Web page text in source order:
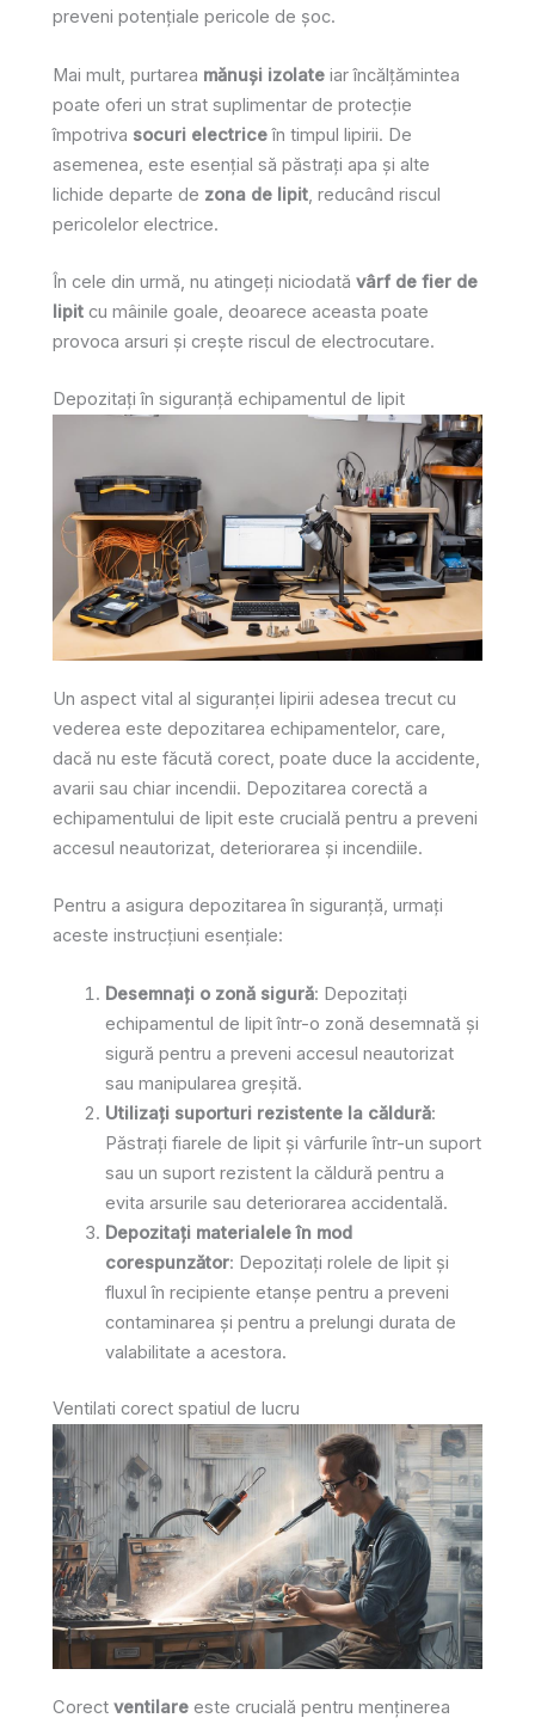
preveni potențiale pericole de șoc.
Mai mult, purtarea mănuși izolate iar încălțămintea
poate oferi un strat suplimentar de protecție
împotriva socuri electriceîn timpul lipirii. De
asemenea, este esențial să păstrați apa și alte
lichide departe de zona de lipit, reducând riscul
pericolelor electrice.
În cele din urmă, nu atingeți niciodată vârf de fier de
lipit cu mâinile goale, deoarece aceasta poate
provoca arsuri și crește riscul de electrocutare.
Depozitați în siguranță echipamentul de lipit
Un aspect vital al siguranței lipirii adesea trecut cu
vederea este depozitarea echipamentelor, care,
dacă nu este făcută corect, poate duce la accidente,
avarii sau chiar incendii. Depozitarea corectă a
echipamentului de lipit este crucială pentru a preveni
accesul neautorizat, deteriorarea și incendiile.
Pentru a asigura depozitarea în siguranță, urmați
aceste instrucțiuni esențiale:
Desemnați o zonă sigură: Depozitați
echipamentul de lipit într-o zonă desemnată și
sigură pentru a preveni accesul neautorizat
sau manipularea greșită.
Utilizați suporturi rezistente la căldură:
Păstrați fiarele de lipit și vârfurile într-un suport
sau un suport rezistent la căldură pentru a
evita arsurile sau deteriorarea accidentală.
Depozitați materialele în mod
corespunzător: Depozitați rolele de lipit și
fluxul în recipiente etanșe pentru a preveni
contaminarea și pentru a prelungi durata de
valabilitate a acestora.
Ventilati corect spatiul de lucru
Corect ventilare este crucială pentru menținerea